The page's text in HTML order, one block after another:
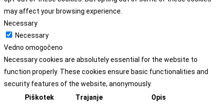
may affect your browsing experience.
Necessary
Necessary
Vedno omogočeno
Necessary cookies are absolutely essential for the website to
function properly. These cookies ensure basic functionalities and
security features of the website, anonymously.
Piškotek
Trajanje Opis